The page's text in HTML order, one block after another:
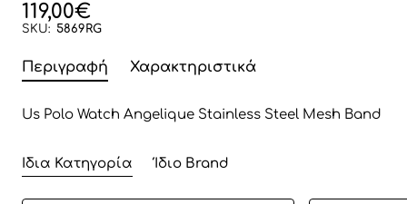
119,00€
SKU: 5869RG
Περιγραφή Χαρακτηριστικά
Us Polo Watch Angelique Stainless Steel Mesh Band
Ίδια Κατηγορία Ίδιο Brand